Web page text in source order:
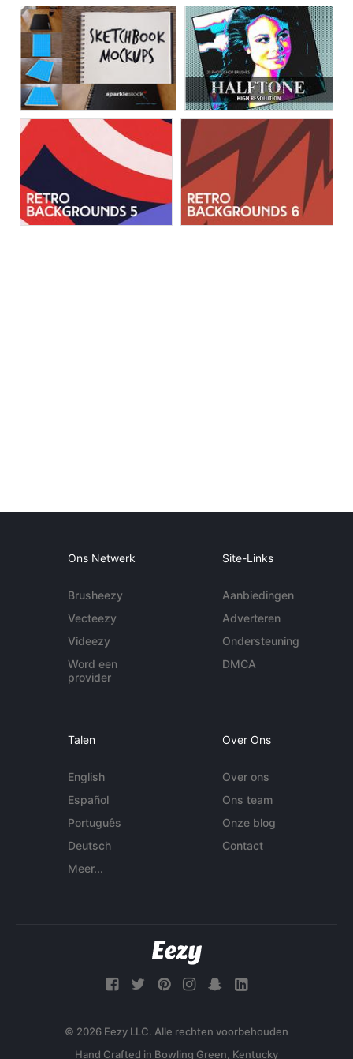
Ons Netwerk
Brusheezy
Vecteezy
Videezy
Word een
provider
Site-Links
Aanbiedingen
Adverteren
Ondersteuning
DMCA
Talen
English
Español
Português
Deutsch
Meer...
Over Ons
Over ons
Ons team
Onze blog
Contact
© 2026 Eezy LLC. Alle rechten voorbehouden